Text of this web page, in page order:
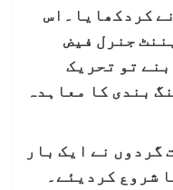
کردکھایا۔اس
جنرل فیض
تو تحریک
بندی کا معاہدہ
گردوں نے ایک بار
شروع کردیئے۔